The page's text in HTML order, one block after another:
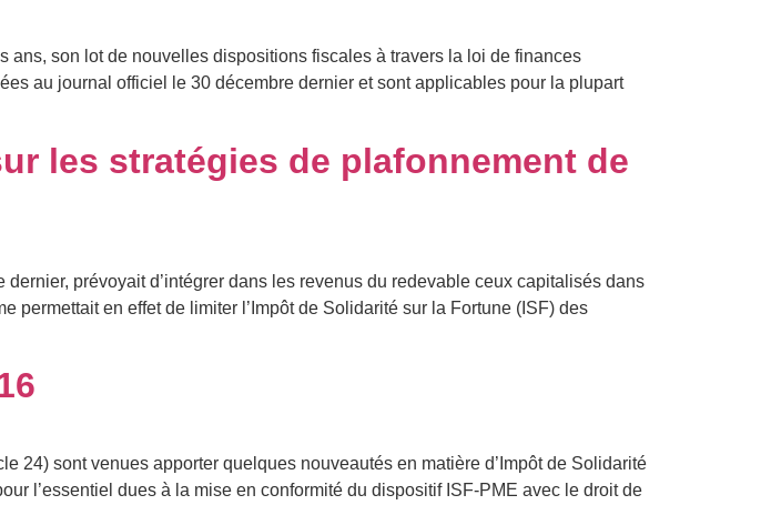
ans, son lot de nouvelles dispositions fiscales à travers la loi de finances
au journal officiel le 30 décembre dernier et sont applicables pour la plupart
les stratégies de plafonnement de
prévoyait d’intégrer dans les revenus du redevable ceux capitalisés dans
permettait en effet de limiter l’Impôt de Solidarité sur la Fortune (ISF) des
24) sont venues apporter quelques nouveautés en matière d’Impôt de Solidarité
l’essentiel dues à la mise en conformité du dispositif ISF-PME avec le droit de